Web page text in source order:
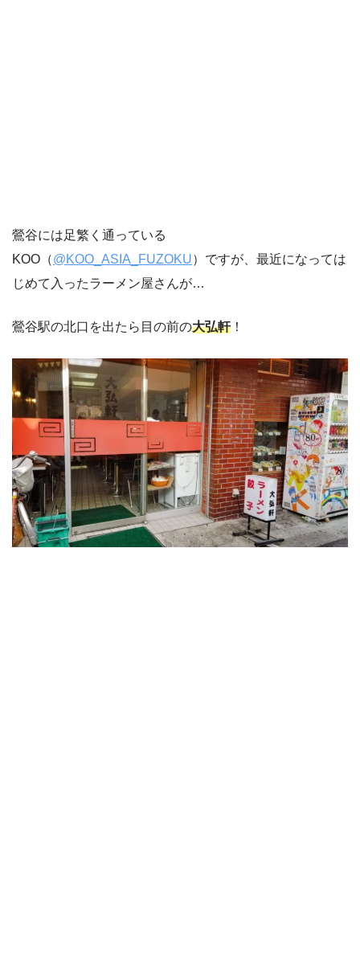
鶯谷には足繁く通っている
KOO（@KOO_ASIA_FUZOKU）ですが、最近になっては
じめて入ったラーメン屋さんが…
鶯谷駅の北口を出たら目の前の大弘軒！